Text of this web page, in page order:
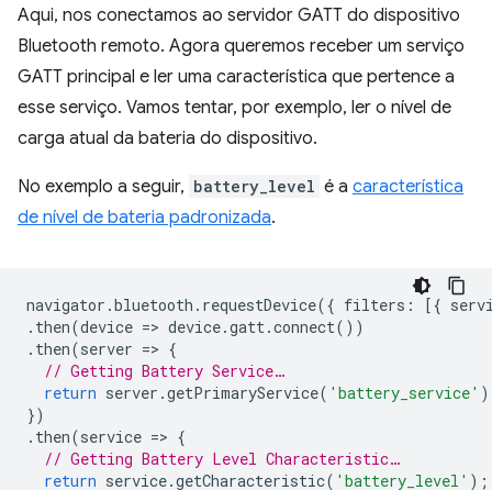
Aqui, nos conectamos ao servidor GATT do dispositivo
Bluetooth remoto. Agora queremos receber um serviço
GATT principal e ler uma característica que pertence a
esse serviço. Vamos tentar, por exemplo, ler o nível de
carga atual da bateria do dispositivo.
No exemplo a seguir, battery_level é a característica
de nível de bateria padronizada.
navigator .bluetooth . requestDevice({ filters : [{
. then(device => device.gatt.connect())
. then(server => {
// Getting Battery Service…
return server .getPrimaryService( 'battery_service'
})
. then(service => {
// Getting Battery Level Characteristic…
return service.getCharacteristic( 'battery_level' );